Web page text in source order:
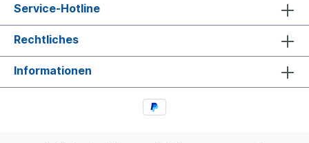
Service-Hotline
Rechtliches
Informationen